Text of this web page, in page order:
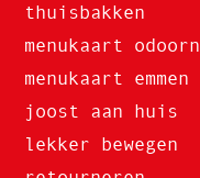
thuisbakken
menukaart odoorn
menukaart emmen
joost aan huis
lekker bewegen